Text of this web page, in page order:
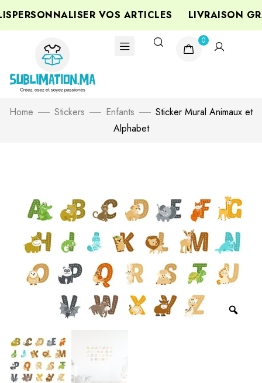
VOS ARTICLES LIVRAISON
0
Home Stickers Enfants
Sticker Mural Animaux et
Alphabet